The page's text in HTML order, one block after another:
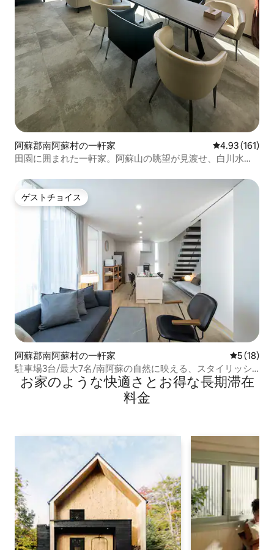
阿蘇郡南阿蘇村の一軒家 レビュー161
4.93 (161)
田園に囲まれた一軒家。阿蘇山の眺望が見渡せ、白川水源
ゲストチョイス
ゲストチョイス
阿蘇郡南阿蘇村の一軒家 レビュー
5 (18)
駐車場3台/最大7名/南阿蘇の自然に映える、スタイリッシ
ュな貸切宿「CAN LI ASSO E」
お家のような快⁠適⁠さ⁠とお⁠得⁠な長⁠期⁠滞⁠在
料⁠金